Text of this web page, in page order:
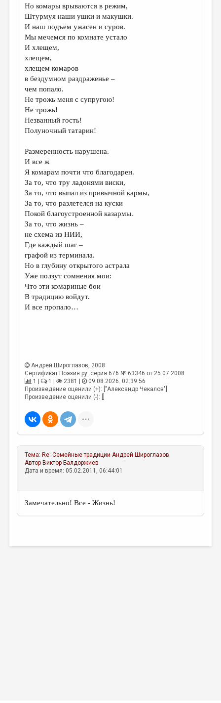
РЕДКОЛЛЕГИЯ
ОТ РЕДАКЦИИ
МАЛАЯ ПРОЗА
ЭССЕИСТИКА
ЛИТЕРАТУРОВЕДЕНИЕ
КУЛЬТУРОВЕДЕНИЕ
ПУБЛИЦИСТИКА
РЕЦЕНЗИРОВАНИЕ
ТРЕДИАКОВСКИЙ
МЕДИА
ВКОНТАКТЕ
Но комары врываются в режим,
Штурмуя наши ушки и макушки.
И наш подъем ужасен и суров.
Мы мечемся по комнате устало
И хлещем,
хлещем,
хлещем комаров
в бездумном раздраженье –
чем попало.
Не трожь меня с супругою!
Не трожь!
Незванный гость!
Полуночный татарин!
Размеренность нарушена.
И все ж
Я комарам почти что благодарен.
За то, что тру ладонями виски,
За то, что выпал из привычной кармы,
За то, что разлетелся на куски
Покой благоустроенной казармы.
За то, что жизнь –
не схема из НИИ,
Где каждый шаг –
графой из терминала.
Но в глубину открытого астрала
Уже ползут сомнения мои:
Что эти комариные бои
В традицию войдут.
И все пропало…
Андрей Широглазов, 2008
Сертификат Поэзия.ру: серия 676 № 63346 от 25.07.2008
1 |
1 | 2381 |
09.08.2026. 02:39:56
Произведение оценили (+): ["Александр Чекалов"]
Произведение оценили (-): []
Тема: Re: Семейные традиции Андрей Широглазов
Автор Виктор Балдоржиев
Дата и время: 05.02.2011, 06:44:01
Замечательно! Все - Жизнь!